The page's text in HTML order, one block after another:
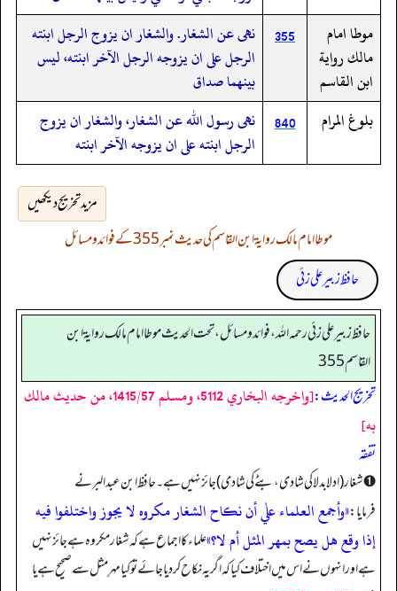
موطا امام
مالك رواية
ابن القاسم
355
نهى عن الشغار. والشغار ان يزوج الرجل ابنته
الرجل على ان يزوجه الرجل الآخر ابنته، ليس
بينهما صداق
بلوغ المرام
840
نهى رسول الله عن الشغار،‏‏‏‏ والشغار ان يزوج
الرجل ابنته على ان يزوجه الآخر ابنته
مزید تخریج دیکھیں
موطا امام مالک روایۃ ابن القاسم کی حدیث نمبر 355 کے فوائد و مسائل
حافظ زبیر علی زئی
حافظ زبير على زئي رحمه الله، فوائد و مسائل، تحت الحديث موطا امام مالك رواية ابن
القاسم 355
تخریج الحدیث:
[واخرجه البخاري 5112، ومسلم 1415/57، من حديث مالك
به]
تفقه
➊ شغار (ادلا بدلا کی شادی، بٹے کی شادی) جائز نہیں ہے۔ حافظ ابن عبدالبر نے
فرمایا:«وأجمع العلماء علٰي أن نكاح الشغار مكروه لا يجوز واختلفوا فيه
إذا وقع هل يصح بمهر المثل أم لا؟»علماء کا اجماع ہے کہ شغار مکروہ ہے جائز نہیں
ہے اور انہوں نے اس میں اختلاف کیا کہ اگر یہ نکاح کردیا جائے تو کیا مہرِ مثل سے صحیح ہے یا